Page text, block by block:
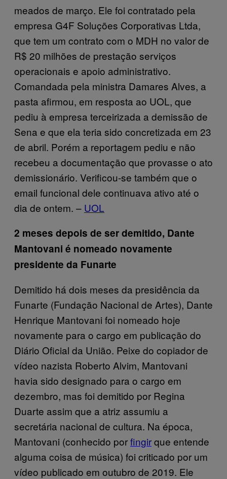
meados de março. Ele foi contratado pela
empresa G4F Soluções Corporativas Ltda,
que tem um contrato com o MDH no valor de
R$ 20 milhões de prestação serviços
operacionais e apoio administrativo.
Comandada pela ministra Damares Alves, a
pasta afirmou, em resposta ao UOL, que
pediu à empresa terceirizada a demissão de
Sena e que ela teria sido concretizada em 23
de abril. Porém a reportagem pediu e não
recebeu a documentação que provasse o ato
demissionário. Verificou-se também que o
email funcional dele continuava ativo até o
dia de ontem. – UOL
2 meses depois de ser demitido, Dante
Mantovani é nomeado novamente
presidente da Funarte
Demitido há dois meses da presidência da
Funarte (Fundação Nacional de Artes), Dante
Henrique Mantovani foi nomeado hoje
novamente para o cargo em publicação do
Diário Oficial da União. Peixe do copiador de
vídeo nazista Roberto Alvim, Mantovani
havia sido designado para o cargo em
dezembro, mas foi demitido por Regina
Duarte assim que a atriz assumiu a
secretária nacional de cultura. Na época,
Mantovani (conhecido porfingirque entende
alguma coisa de música) foi criticado por um
vídeo publicado em outubro de 2019. Ele